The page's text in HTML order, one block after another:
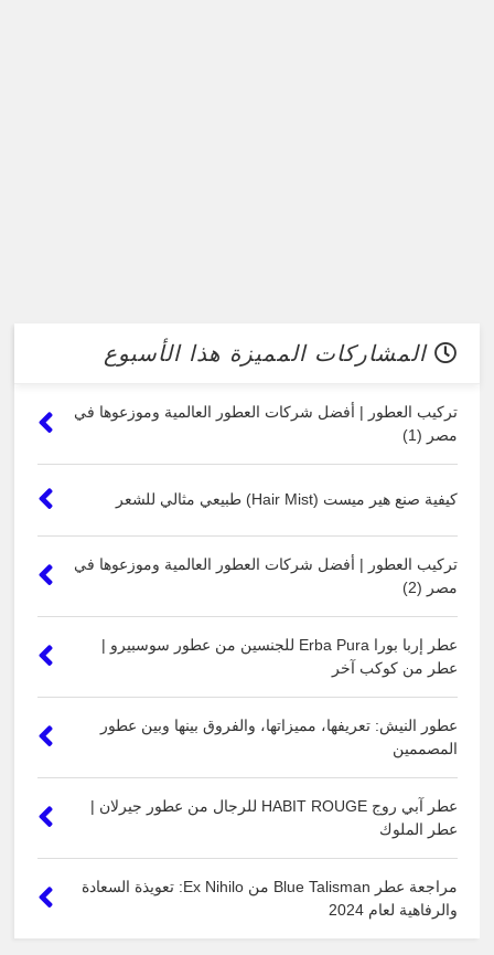
المشاركات المميزة هذا الأسبوع
تركيب العطور | أفضل شركات العطور العالمية وموزعوها في
مصر (1)
كيفية صنع هير ميست (Hair Mist) طبيعي مثالي للشعر
تركيب العطور | أفضل شركات العطور العالمية وموزعوها في
مصر (2)
عطر إربا بورا Erba Pura للجنسين من عطور سوسبيرو |
عطر من كوكب آخر
عطور النيش: تعريفها، مميزاتها، والفروق بينها وبين عطور
المصممين
عطر آبي روج HABIT ROUGE للرجال من عطور جيرلان |
عطر الملوك
مراجعة عطر Blue Talisman من Ex Nihilo: تعويذة السعادة
والرفاهية لعام 2024